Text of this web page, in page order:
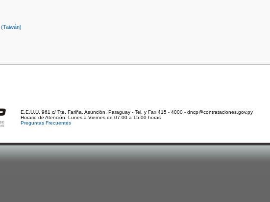
E.E.U.U. 961 c/ Tte. Fariña. Asunción, Paraguay - Tel. y Fax 415 - 4000 - dncp@contrataciones.gov.py
Horario de Atención: Lunes a Viernes de 07:00 a 15:00 horas
Preguntas Frecuentes